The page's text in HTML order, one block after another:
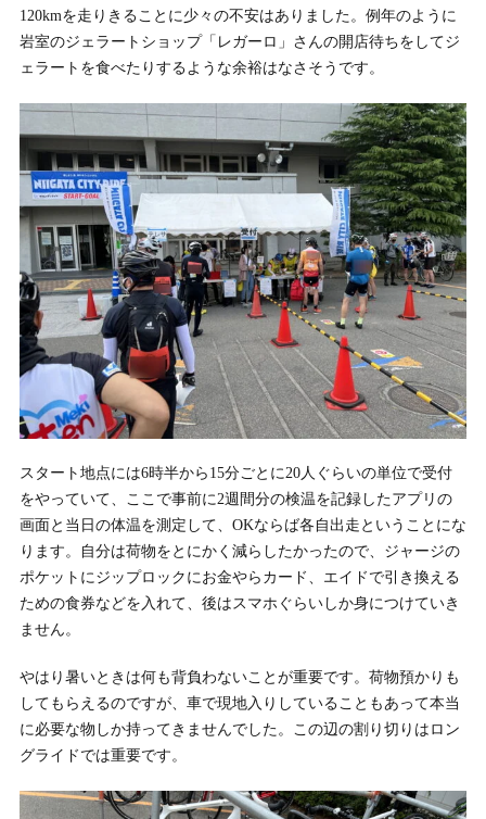
120kmを走りきることに少々の不安はありました。例年のように
岩室のジェラートショップ「レガーロ」さんの開店待ちをしてジ
ェラートを食べたりするような余裕はなさそうです。
スタート地点には6時半から15分ごとに20人ぐらいの単位で受付
をやっていて、ここで事前に2週間分の検温を記録したアプリの
画面と当日の体温を測定して、OKならば各自出走ということにな
ります。自分は荷物をとにかく減らしたかったので、ジャージの
ポケットにジップロックにお金やらカード、エイドで引き換える
ための食券などを入れて、後はスマホぐらいしか身につけていき
ません。
やはり暑いときは何も背負わないことが重要です。荷物預かりも
してもらえるのですが、車で現地入りしていることもあって本当
に必要な物しか持ってきませんでした。この辺の割り切りはロン
グライドでは重要です。